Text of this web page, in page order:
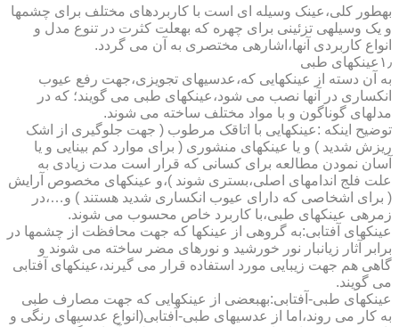
به­طور کلی،عینک وسیله ای است با کاربردهای مختلف برای چشمها
و یک وسیله­ی تزئینی برای چهره که به­علت کثرت در تنوع مدل و
انواع کاربردی آنها،اشاره­ی مختصری به آن می گردد.
۱٫عینکهای طبی
به آن دسته از عینکهایی که،عدسیهای تجویزی،جهت رفع عیوب
انکساری در آنها نصب می شود،عینکهای طبی می گویند؛ که در
مدلهای گوناگون و با مواد مختلف ساخته می شوند.
توضیح اینکه :عینکهایی با اتاقک مرطوب ( جهت جلوگیری از اشک
ریزش شدید ) و یا عینکهای منشوری ( برای موارد کم بینایی و یا
آسان نمودن مطالعه برای کسانی که قرار است مدت زیادی به
علت فلج اندامهای اصلی،بستری شوند )،و عینکهای مخصوص آرایش
( برای اشخاصی که دارای عیوب انکساری شدید هستند ) و…،در
زمره­ی عینکهای طبی،با کاربرد خاص محسوب می شوند.
عینکهای آفتابی:به گروهی از عینکها که جهت محافظت از چشمها در
برابر آثار زیانبار نور خورشید و نورهای مضر ساخته می شوند و
گاهی هم جهت زیبایی مورد استفاده قرار می گیرند،عینکهای آفتابی
می گویند.
عینکهای طبی-آفتابی:به­بعضی از عینکهایی که جهت مصارف طبی
به کار می روند،اما از عدسیهای طبی-آفتابی(انواع عدسیهای رنگی و